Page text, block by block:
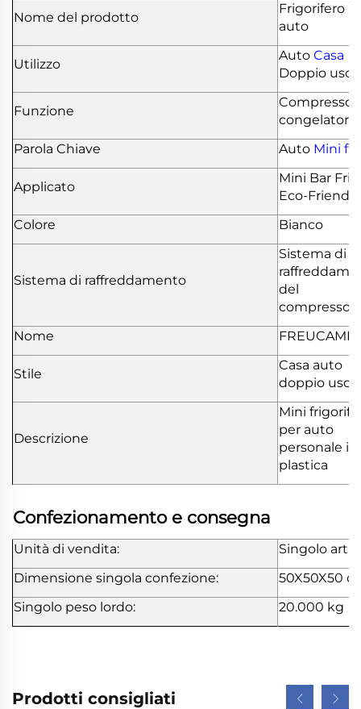
Nome del prodotto
Frigorifero
auto
Utilizzo
Auto Casa
Doppio uso
Funzione
congelatore
Parola Chiave
Auto Mini
Applicato
Mini Bar
Eco-Friendly
Colore
Bianco
Sistema di raffreddamento
Sistema di
del
Nome
FREUCAMP
Stile
Casa auto
doppio uso
Descrizione
Mini
per auto
personale in
plastica
Confezionamento e consegna
Unità di vendita:
Singolo
Dimensione singola confezione:
50X50X50
Singolo peso lordo:
20.000 kg
Prodotti consigliati